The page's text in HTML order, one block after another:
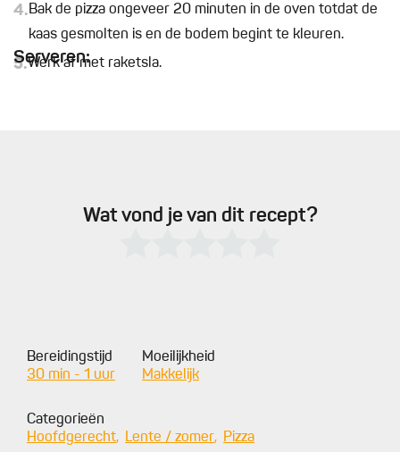
4.Bak de pizza ongeveer 20 minuten in de oven totdat de
kaas gesmolten is en de bodem begint te kleuren.
Serveren:
5.Werk af met raketsla.
Wat vond je van dit recept?
Bereidingstijd
30 min - 1 uur
Moeilijkheid
Makkelijk
Categorieën
Hoofdgerecht
Lente / zomer Pizza